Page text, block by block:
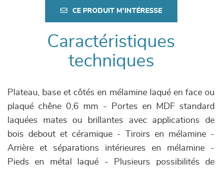
CE PRODUIT M'INTÉRESSE
Caractéristiques
techniques
Plateau, base et côtés en mélamine laqué en face ou
plaqué chêne 0,6 mm - Portes en MDF standard
laquées mates ou brillantes avec applications de
bois debout et céramique - Tiroirs en mélamine -
Arrière et séparations intérieures en mélamine -
Pieds en métal laqué - Plusieurs possibilités de